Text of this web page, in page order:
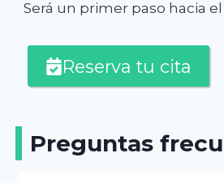
Será un primer paso hacia
Reserva tu cita
Preguntas